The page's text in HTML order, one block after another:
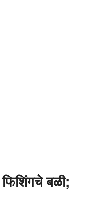
फिशिंगचे बळी;